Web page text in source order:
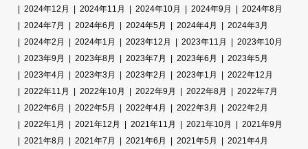
2024年12月
2024年11月 2024年10月 2024年9月
2024年8月
2024年7月
2024年6月 2024年5月 2024年4月
2024年3月
2024年2月
2024年1月 2023年12月 2023年11月
2023年10月
2023年9月
2023年8月 2023年7月 2023年6月
2023年5月
2023年4月
2023年3月 2023年2月 2023年1月
2022年12月
2022年11月
2022年10月 2022年9月 2022年8月
2022年7月
2022年6月
2022年5月 2022年4月 2022年3月
2022年2月
2022年1月
2021年12月 2021年11月 2021年10月
2021年9月
2021年8月
2021年7月 2021年6月 2021年5月
2021年4月